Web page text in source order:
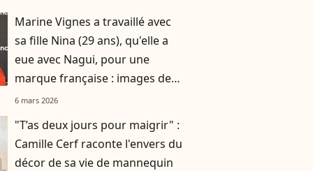
Marine Vignes a travaillé avec
sa fille Nina (29 ans), qu'elle a
eue avec Nagui, pour une
marque française : images de
cette collaboration spéciale
6 mars 2026
"T’as deux jours pour maigrir" :
Camille Cerf raconte l'envers du
décor de sa vie de mannequin